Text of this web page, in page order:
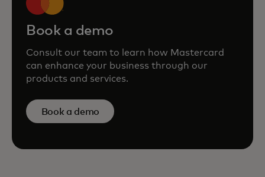
Book a demo
Consult our team to learn how Mastercard
can enhance your business through our
products and services.
Book a demo